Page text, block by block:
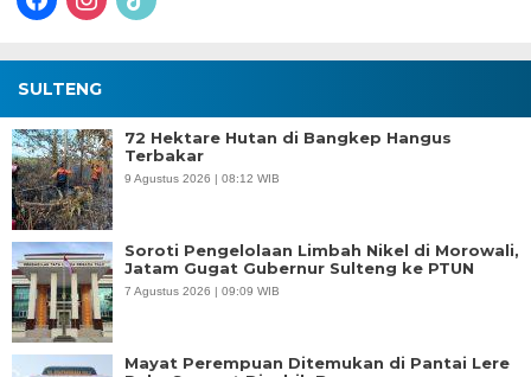
SULTENG
72 Hektare Hutan di Bangkep Hangus
Terbakar
9 Agustus 2026 | 08:12 WIB
Soroti Pengelolaan Limbah Nikel di Morowali,
Jatam Gugat Gubernur Sulteng ke PTUN
7 Agustus 2026 | 09:09 WIB
Mayat Perempuan Ditemukan di Pantai Lere